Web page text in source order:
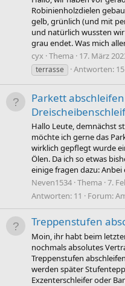
Robinienholzdielen
gelb, grünlich (und mit
und natürlich wussten
grau endet. Was mich
cyx Thema 17. März
terrasse
Antworten: 15
Parkett
Hallo Leute, demnächst
möchte ich gerne das
wirklich gepflegt wurde
Ölen. Da ich so etwas
einige fragen dazu: Anbei
Neven1534 Thema 7.
Antworten: 11 Forum:
Treppenstufen
Moin, ihr habt beim
nochmals absolutes
Treppenstufen
werden später
Exzenterschleifer oder